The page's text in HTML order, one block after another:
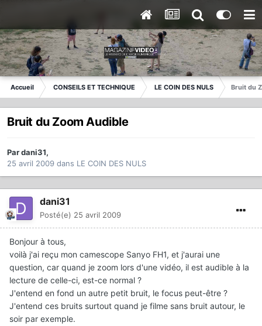
Accueil CONSEILS ET TECHNIQUE LE COIN DES NULS Bruit du
Bruit du Zoom Audible
Pardani31,
25 avril 2009 dans LE COIN DES NULS
dani31
Posté(e) 25 avril 2009
Bonjour à tous,
voilà j'ai reçu mon camescope Sanyo FH1, et j'aurai une
question, car quand je zoom lors d'une vidéo, il est audible à la
lecture de celle-ci, est-ce normal ?
J'entend en fond un autre petit bruit, le focus peut-être ?
J'entend ces bruits surtout quand je filme sans bruit autour, le
soir par exemple.